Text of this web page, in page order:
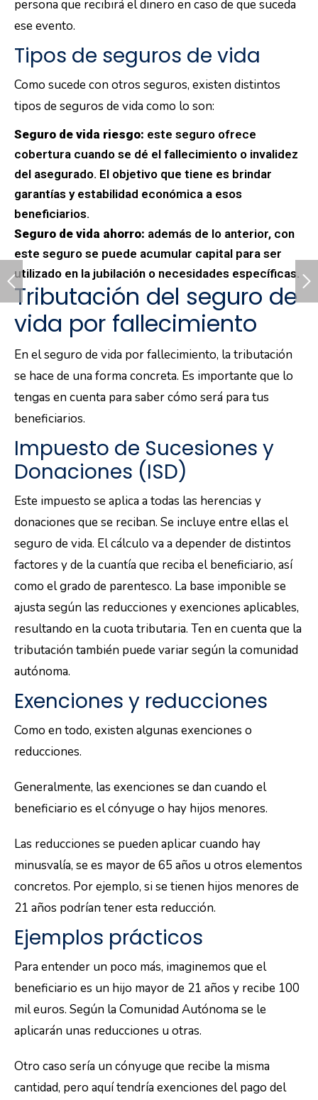
persona que recibirá el dinero en caso de que suceda
ese evento.
Tipos de seguros de vida
Como sucede con otros seguros, existen distintos
tipos de seguros de vida como lo son:
Seguro de vida riesgo: este seguro ofrece
cobertura cuando se dé el fallecimiento o invalidez
del asegurado. El objetivo que tiene es brindar
garantías y estabilidad económica a esos
beneficiarios.
Seguro de vida ahorro: además de lo anterior, con
este seguro se puede acumular capital para ser
utilizado en la jubilación o necesidades específicas.
Tributación del seguro de
vida por fallecimiento
En el seguro de vida por fallecimiento, la tributación
se hace de una forma concreta. Es importante que lo
tengas en cuenta para saber cómo será para tus
beneficiarios.
Impuesto de Sucesiones y
Donaciones (ISD)
Este impuesto se aplica a todas las herencias y
donaciones que se reciban. Se incluye entre ellas el
seguro de vida. El cálculo va a depender de distintos
factores y de la cuantía que reciba el beneficiario, así
como el grado de parentesco. La base imponible se
ajusta según las reducciones y exenciones aplicables,
resultando en la cuota tributaria. Ten en cuenta que la
tributación también puede variar según la comunidad
autónoma.
Exenciones y reducciones
Como en todo, existen algunas exenciones o
reducciones.
Generalmente, las exenciones se dan cuando el
beneficiario es el cónyuge o hay hijos menores.
Las reducciones se pueden aplicar cuando hay
minusvalía, se es mayor de 65 años u otros elementos
concretos. Por ejemplo, si se tienen hijos menores de
21 años podrían tener esta reducción.
Ejemplos prácticos
Para entender un poco más, imaginemos que el
beneficiario es un hijo mayor de 21 años y recibe 100
mil euros. Según la Comunidad Autónoma se le
aplicarán unas reducciones u otras.
Otro caso sería un cónyuge que recibe la misma
cantidad, pero aquí tendría exenciones del pago del